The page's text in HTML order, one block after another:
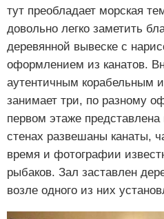
тут преобладает морская
довольно легко заметить
деревянной вывеске с
оформлением из канатов.
аутентичным корабельным
занимает три, по разному
первом этаже
стенах развешаны канаты,
время и фотографии
рыбаков. Зал заставлен
возле одного из них